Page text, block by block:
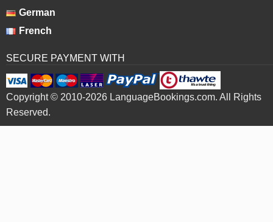
German
French
SECURE PAYMENT WITH
Copyright © 2010-2026 LanguageBookings.com. All Rights
Reserved.